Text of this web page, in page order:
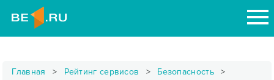
Главная Рейтинг сервисов
Безопасность